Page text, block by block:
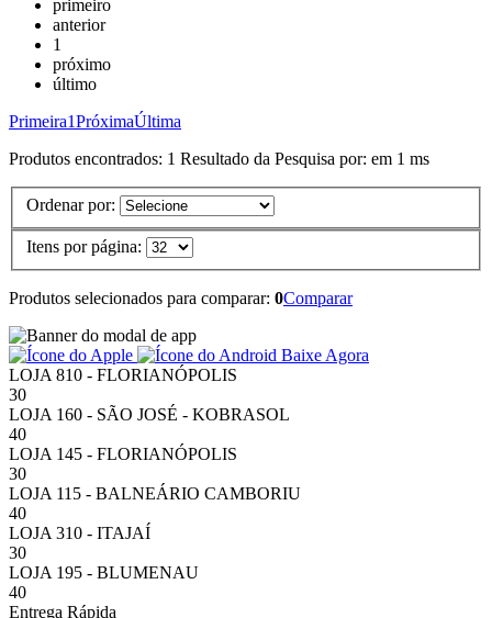
primeiro
anterior
1
próximo
último
Primeira1PróximaÚltima
Produtos encontrados: 1 Resultado da Pesquisa por: em 1 ms
Ordenar por:
Itens por página:
Produtos selecionados para comparar: 0Comparar
Baixe Agora
LOJA 810 - FLORIANÓPOLIS
30
LOJA 160 - SÃO JOSÉ - KOBRASOL
40
LOJA 145 - FLORIANÓPOLIS
30
LOJA 115 - BALNEÁRIO CAMBORIU
40
LOJA 310 - ITAJAÍ
30
LOJA 195 - BLUMENAU
40
Entrega Rápida